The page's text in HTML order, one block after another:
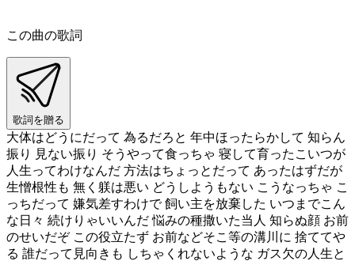
この曲の歌詞
歌詞を贈る
大体はどうにだって 為るだろと 年中ほったらかして 知らん
振り 見ない振り そうやって食っちゃ 寝して育ったこいつが
人生ってわけなんだ 方法はちょっとだって あったはずだが
生憎根性も 無く躾は悪い どうしようもない こうなっちゃ こ
っちだって 嫌気差すわけで 飼い主を放棄した いつまでこん
な日々 続けりゃいいんだ 悩みの種撒いた当人 知らぬ顔 お前
のせいだぞ この役立たず お前などそこ等の溝川に 捨ててや
る 誰だって見向きも しちゃくれないような ガス欠の人生と